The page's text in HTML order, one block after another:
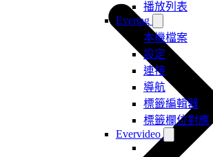
播放列表
Evertag
本機檔案
設定
連接
導航
標籤編輯器
標籤欄位對應
Evervideo